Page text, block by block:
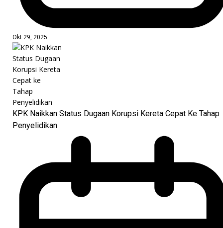
Okt 29, 2025
KPK Naikkan Status Dugaan Korupsi Kereta Cepat Ke Tahap
Penyelidikan